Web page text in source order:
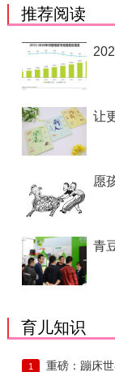
推荐阅读
让
愿
青
育儿知识
1 重磅：蹦床